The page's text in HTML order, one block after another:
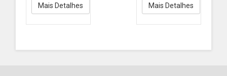
Mais Detalhes Mais Detalhes